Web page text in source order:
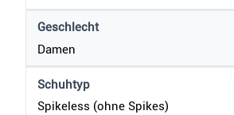
Geschlecht
Damen
Schuhtyp
Spikeless (ohne Spikes)